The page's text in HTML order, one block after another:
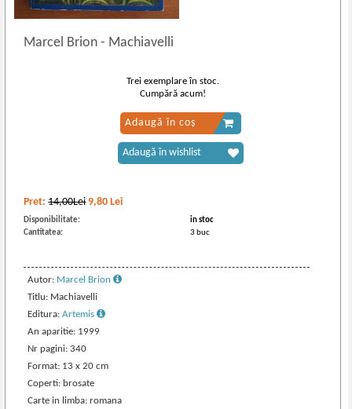
Marcel Brion- Machiavelli
Pret:14,00Lei 9,80 Lei
Disponibilitate:
in stoc
Cantitatea:
3 buc
Autor: Marcel Brion
Titlu: Machiavelli
Editura:Artemis
An aparitie: 1999
Nr pagini: 340
Format: 13 x 20 cm
Coperti: brosate
Carte in limba: romana
Trei exemplare în stoc.
Cumpără acum!
Adaugă în coș
Adaugă în wishlist